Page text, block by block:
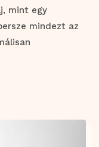
mint egy
mindezt az